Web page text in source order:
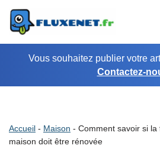
Aller
au
contenuVous souhaitez publier votre
Contactez-
Accueil - Maison - Comment savoir si
maison doit être rénovée